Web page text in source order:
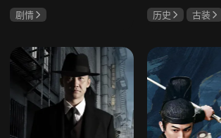
剧情
玛格丽塔·马祖可
历史 古装